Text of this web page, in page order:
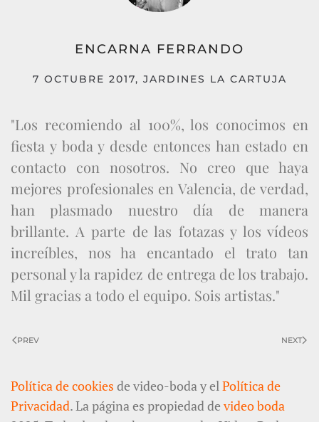
ENCARNA FERRANDO
7 OCTUBRE 2017, JARDINES LA CARTUJA
"Los recomiendo al 100%, los conocimos en
fiesta y boda y desde entonces han estado en
contacto con nosotros. No creo que haya
mejores profesionales en Valencia, de verdad,
han plasmado nuestro día de manera
brillante. A parte de las fotazas y los vídeos
increíbles, nos ha encantado el trato tan
personal y la rapidez de entrega de los trabajo.
Mil gracias a todo el equipo. Sois artistas."
PREV NEXT
Política de cookies de video-boda y elPolítica de
Privacidad. La página es propiedad de video boda